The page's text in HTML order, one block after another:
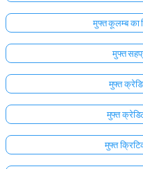
मुफ्त कूलम्ब का
मुफ्त
मुफ्त
मुफ्त
मुफ्त